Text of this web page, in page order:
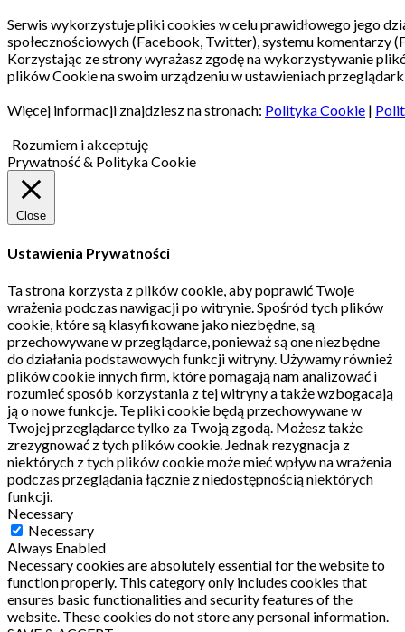
Serwis wykorzystuje pliki cookies w celu prawidłowego jego
społecznościowych (Facebook, Twitter), systemu komentarzy
Korzystając ze strony wyrażasz zgodę na wykorzystywanie
plików Cookie na swoim urządzeniu w ustawieniach
Więcej informacji znajdziesz na stronach: Polityka Cookie |
Rozumiem i akceptuję
Prywatność & Polityka Cookie
Close
Ustawienia Prywatności
Ta strona korzysta z plików cookie, aby poprawić Twoje
wrażenia podczas nawigacji po witrynie. Spośród tych plików
cookie, które są klasyfikowane jako niezbędne, są
przechowywane w przeglądarce, ponieważ są one niezbędne
do działania podstawowych funkcji witryny. Używamy również
plików cookie innych firm, które pomagają nam analizować i
rozumieć sposób korzystania z tej witryny a także wzbogacają
ją o nowe funkcje. Te pliki cookie będą przechowywane w
Twojej przeglądarce tylko za Twoją zgodą. Możesz także
zrezygnować z tych plików cookie. Jednak rezygnacja z
niektórych z tych plików cookie może mieć wpływ na wrażenia
podczas przeglądania łącznie z niedostępnością niektórych
funkcji.
Necessary
Necessary
Always Enabled
Necessary cookies are absolutely essential for the website to
function properly. This category only includes cookies that
ensures basic functionalities and security features of the
website. These cookies do not store any personal information.